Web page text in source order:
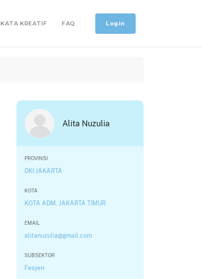
KATA KREATIF FAQ Login
Alita Nuzulia
PROVINSI
DKI JAKARTA
KOTA
KOTA ADM. JAKARTA TIMUR
EMAIL
alitanuzulia@gmail.com
SUBSEKTOR
Fesyen